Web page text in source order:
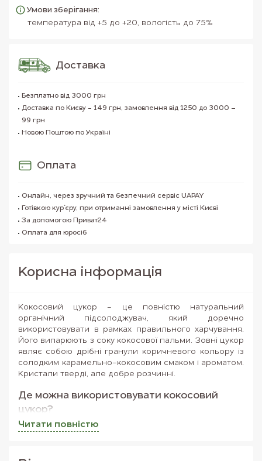
Умови зберігання:
температура від +5 до +20, вологість до 75%
Доставка
Безплатно від 3000 грн
Доставка по Києву - 149 грн, замовлення від 1250 до 3000 –
99 грн
Новою Поштою по Україні
Оплата
Онлайн, через зручний та безпечний сервіс UAPAY
Готівкою кур`єру, при отриманні замовлення у місті Києві
За допомогою Приват24
Оплата для юросіб
Корисна iнформацiя
Читати повнiстю
Кокосовий цукор - це повністю натуральний
органічний підсолоджувач, який доречно
використовувати в рамках правильного харчування.
Його випарюють з соку кокосової пальми. Зовні цукор
являє собою дрібні гранули коричневого кольору із
солодким карамельно-кокосовим смаком і ароматом.
Кристали тверді, але добре розчинні.
Де можна використовувати кокосовий
цукор?
Продукт універсальний, його можна додавати в каву,